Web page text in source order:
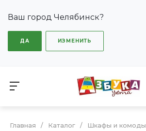
Ваш город Челябинск?
ДА ИЗМЕНИТЬ
Главная / Каталог / Шкафы и комоды